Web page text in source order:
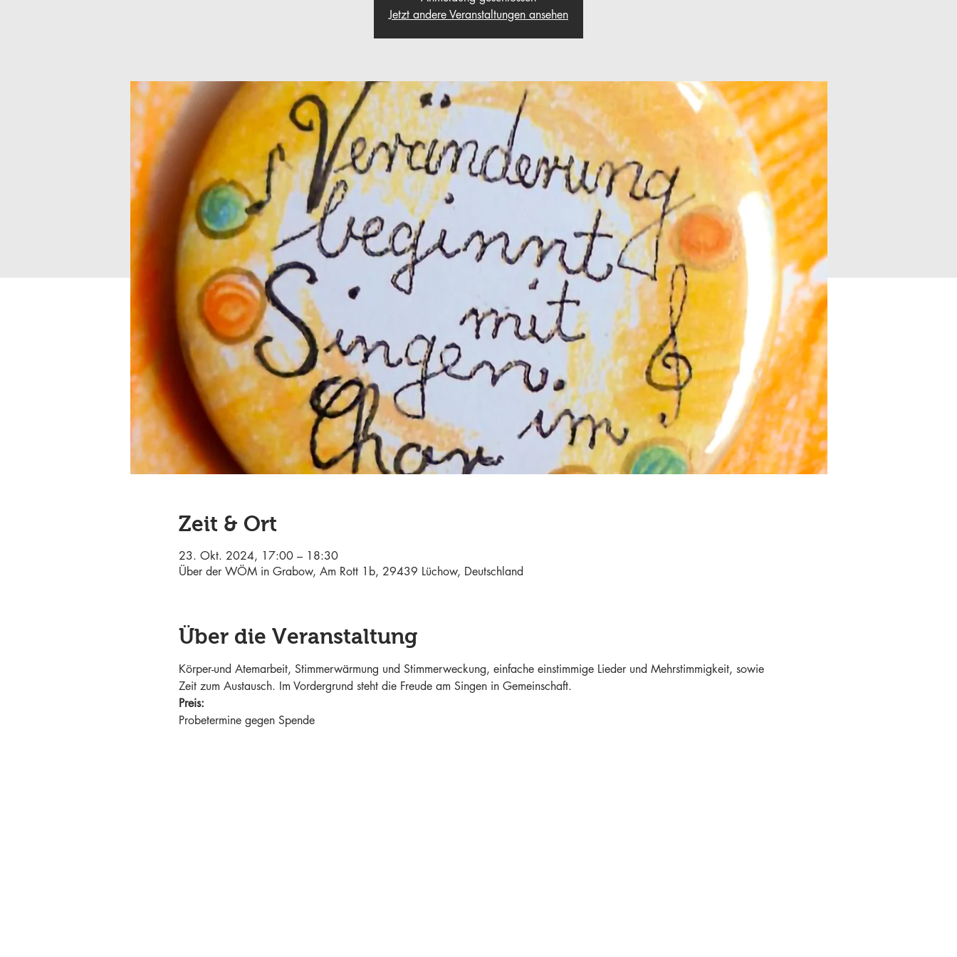
Jetzt andere Veranstaltungen ansehen
Zeit & Ort
23. Okt. 2024, 17:00 – 18:30
Über der WÖM in Grabow, Am Rott 1b, 29439 Lüchow, Deutschland
Über die Veranstaltung
Körper-und Atemarbeit, Stimmerwärmung und Stimmerweckung, einfache einstimmige Lieder und Mehrstimmigkeit, sowie
Zeit zum Austausch. Im Vordergrund steht die Freude am Singen in Gemeinschaft.
Preis:
Probetermine gegen Spende